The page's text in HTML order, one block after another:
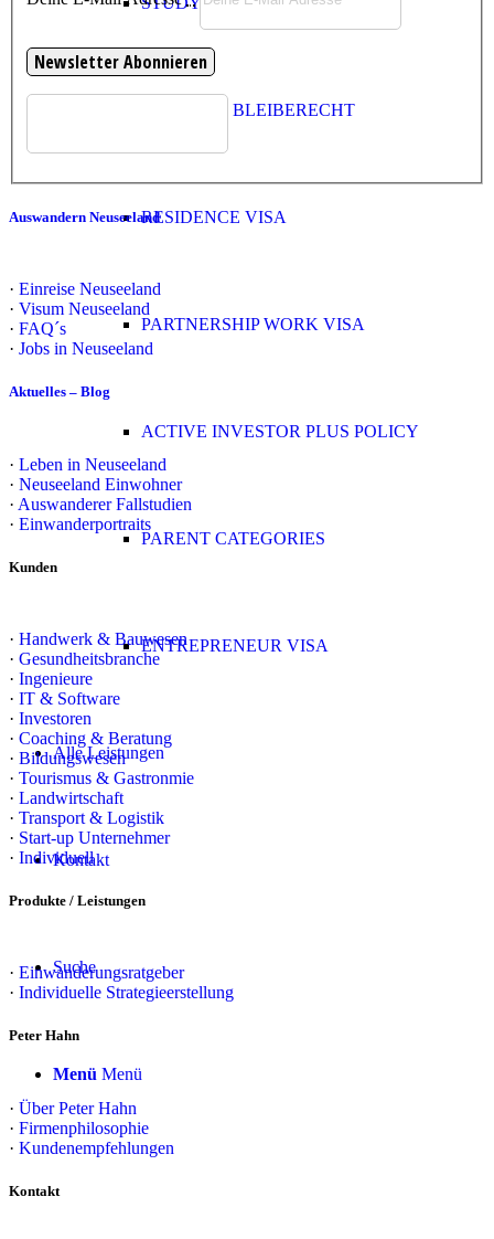
PERMANENTES BLEIBERECHT
RESIDENCE VISA
PARTNERSHIP WORK VISA
ACTIVE INVESTOR PLUS POLICY
PARENT CATEGORIES
ENTREPRENEUR VISA
Alle Leistungen
Kontakt
Suche
Menü Menü
Auswandern Neuseeland
· Einreise Neuseeland
· Visum Neuseeland
· FAQ´s
· Jobs in Neuseeland
Aktuelles – Blog
· Leben in Neuseeland
· Neuseeland Einwohner
· Auswanderer Fallstudien
· Einwanderportraits
Kunden
· Handwerk & Bauwesen
· Gesundheitsbranche
· Ingenieure
· IT & Software
· Investoren
· Coaching & Beratung
· Bildungswesen
· Tourismus & Gastronmie
· Landwirtschaft
· Transport & Logistik
· Start-up Unternehmer
· Individuell
Produkte / Leistungen
· Einwanderungsratgeber
· Individuelle Strategieerstellung
Peter Hahn
· Über Peter Hahn
· Firmenphilosophie
· Kundenempfehlungen
Kontakt